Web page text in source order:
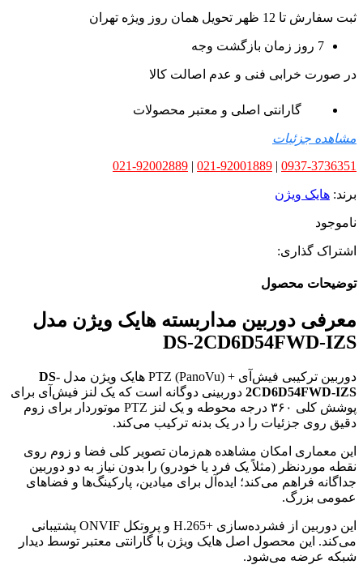
ثبت سفارش تا 12 ظهر تحویل همان روز ویژه تهران
7 روز زمان بازگشت وجه
در صورت خرابی فنی و عدم اصالت کالا
گارانتی اصلی و معتبر محصولات
مشاهده جزئیات
0937-3736351
|
021-92001889
|
021-92002889
برند: هایک ویژن
ناموجود
اشتراک گذاری:
توضیحات محصول
معرفی دوربین مداربسته هایک ویژن مدل
DS-2CD6D54FWD-IZS
دوربین ترکیبی فیش‌آی + PTZ (PanoVu) هایک ویژن مدل
DS-
2CD6D54FWD-IZS دوربینی دوگانه است که یک لنز فیش‌آی برای
پوشش کلی ۳۶۰ درجه محوطه و یک لنز PTZ موتوردار برای زوم
دقیق روی جزئیات را در یک بدنه ترکیب می‌کند.
این معماری امکان مشاهده هم‌زمان تصویر کلی فضا و زوم روی
نقطه موردنظر (مثلاً یک فرد یا خودرو) را بدون نیاز به دو دوربین
جداگانه فراهم می‌کند؛ ایده‌آل برای میادین، پارکینگ‌ها و فضاهای
عمومی بزرگ.
این دوربین از فشرده‌سازی H.265+‎ و پروتکل ONVIF پشتیبانی
می‌کند. این محصول اصل هایک ویژن با گارانتی معتبر توسط دیدار
شبکه عرضه می‌شود.